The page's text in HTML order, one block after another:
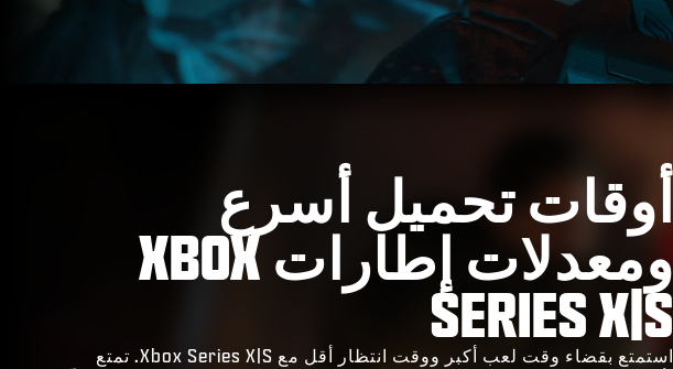
أوقات تحميل أسرع
ومعدلات إطارات XBOX
SERIES X|S
استمتع بقضاء وقت لعب أكبر ووقت انتظار أقل مع Xbox Series X|S. تمتع